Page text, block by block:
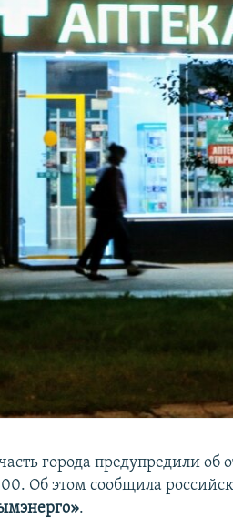
города предупредили об
Об этом сообщила
.